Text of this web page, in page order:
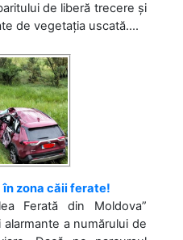
de liberă trecere și
de vegetația uscată....
zona căii ferate!
Ferată din Moldova”
a numărului de